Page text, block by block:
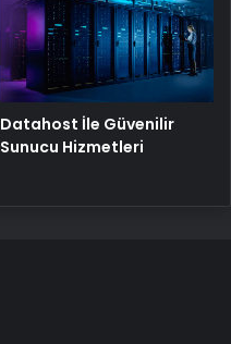
Datahost İle Güvenilir
Sunucu Hizmetleri